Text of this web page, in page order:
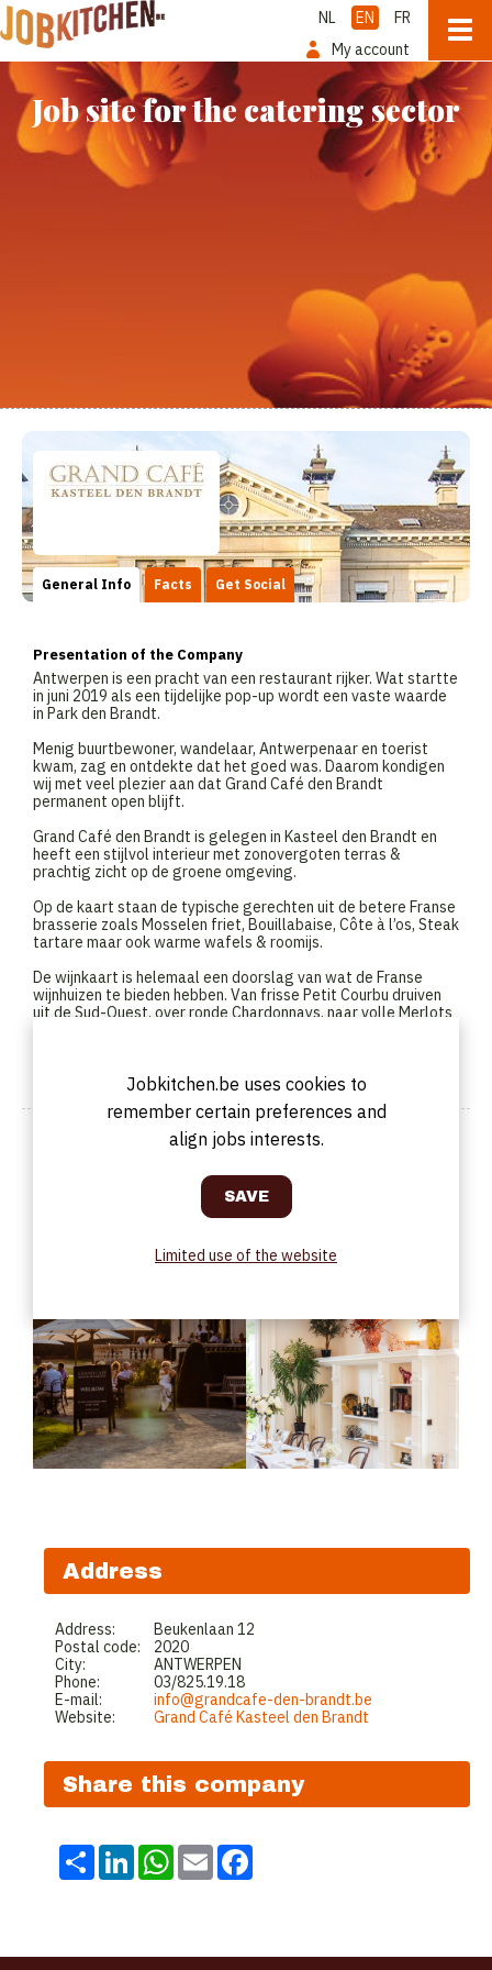
NL EN
FR
My account
Job site for the catering sector
General Info Facts Get Social
Presentation of the Company
Antwerpen is een pracht van een restaurant rijker. Wat startte
in juni 2019 als een tijdelijke pop-up wordt een vaste waarde
in Park den Brandt.
Menig buurtbewoner, wandelaar, Antwerpenaar en toerist
kwam, zag en ontdekte dat het goed was. Daarom kondigen
wij met veel plezier aan dat Grand Café den Brandt
permanent open blijft.
Grand Café den Brandt is gelegen in Kasteel den Brandt en
heeft een stijlvol interieur met zonovergoten terras &
prachtig zicht op de groene omgeving.
Op de kaart staan de typische gerechten uit de betere Franse
brasserie zoals Mosselen friet, Bouillabaise, Côte à l’os, Steak
tartare maar ook warme wafels & roomijs.
De wijnkaart is helemaal een doorslag van wat de Franse
wijnhuizen te bieden hebben. Van frisse Petit Courbu druiven
uit de Sud-Ouest, over ronde Chardonnays, naar volle Merlots
Picture of the Company
Address
Address:
Beukenlaan 12
Postal code:
2020
City:
ANTWERPEN
Phone:
03/825.19.18
E-mail:
info@grandcafe-den-brandt.be
Website:
Grand Café Kasteel den Brandt
Share this company
Share LinkedInWhatsApp
Email
Jobkitchen.be uses cookies to
remember certain preferences and
align jobs interests.
Limited use of the website